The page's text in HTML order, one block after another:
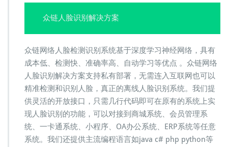
众链人脸识别解决方案
众链网络人脸检测识别系统基于深度学习神经网络，具有
成本低、检测快、准确率高、自动学习等优点 。众链网络
人脸识别解决方案支持私有部署，无需连入互联网也可以
精准检测和识别人脸，真正的离线人脸识别系统。我们提
供灵活的开放接口，只需几行代码即可在原有的系统上实
现人脸识别的功能，可以对接到商城系统、会员管理系
统、一卡通系统、小程序、OA办公系统、ERP系统等任意
系统。我们还提供主流编程语言如java c# php python等